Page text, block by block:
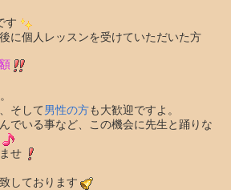
す
に個人レッスンを受けていただいた方
そして男性の方も大歓迎ですよ。
でいる事など、この機会に先生と踊りな
せ
しております